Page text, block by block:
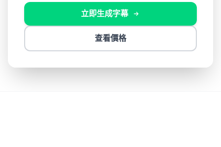
立即生成字幕
查看價格